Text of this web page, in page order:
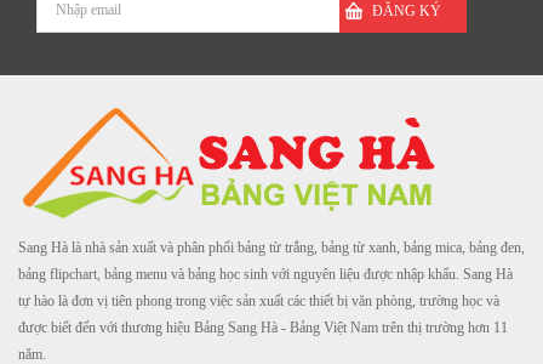
ĐĂNG KÝ
Sang Hà là nhà sản xuất và phân phối bảng từ trắng, bảng từ xanh, bảng mica, bảng đen,
bảng flipchart, bảng menu và bảng học sinh với nguyên liệu được nhập khẩu. Sang Hà
tự hào là đơn vị tiên phong trong việc sản xuất các thiết bị văn phòng, trường học và
được biết đến với thương hiệu Bảng Sang Hà - Bảng Việt Nam trên thị trường hơn 11
năm.